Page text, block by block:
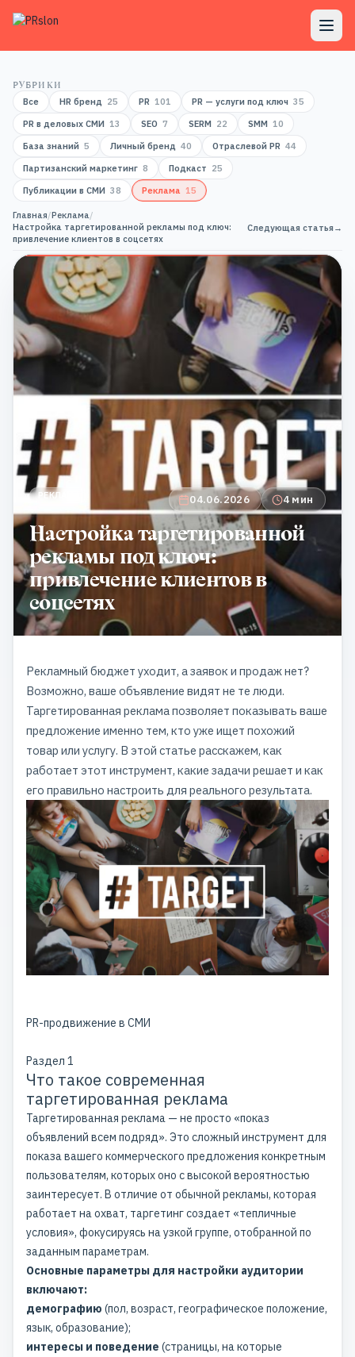
РУБРИКИ
Все
HR бренд 25 PR 101 PR — услуги под ключ 35
PR в деловых СМИ 13 SEO 7 SERM 22 SMM 10
База знаний 5 Личный бренд 40 Отраслевой PR 44
Партизанский маркетинг 8 Подкаст 25
Публикации в СМИ 38 Реклама 15
Главная/Реклама/
Настройка таргетированной рекламы под ключ:
привлечение клиентов в соцсетях
Следующая статья→
РЕКЛАМА 04.06.2026 4 мин
Настройка таргетированной
рекламы под ключ:
привлечение клиентов в
соцсетях
Рекламный бюджет уходит, а заявок и продаж нет?
Возможно, ваше объявление видят не те люди.
Таргетированная реклама позволяет показывать ваше
предложение именно тем, кто уже ищет похожий
товар или услугу. В этой статье расскажем, как
работает этот инструмент, какие задачи решает и как
его правильно настроить для реального результата.
PR-продвижение в СМИ
Раздел 1
Что такое современная
таргетированная реклама
Таргетированная реклама — не просто «показ
объявлений всем подряд». Это сложный инструмент для
показа вашего коммерческого предложения конкретным
пользователям, которых оно с высокой вероятностью
заинтересует. В отличие от обычной рекламы, которая
работает на охват, таргетинг создает «тепличные
условия», фокусируясь на узкой группе, отобранной по
заданным параметрам.
Основные параметры для настройки аудитории
включают:
демографию (пол, возраст, географическое положение,
язык, образование);
интересы и поведение (страницы, на которые